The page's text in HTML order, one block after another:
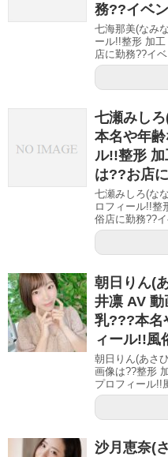
務??イベ
七海那美(なみ
ール!!整形 加
店に勤務??イ
七瀬みし
本名や年
ル!!整形
は??お店
七瀬みしろ(な
ロフィール!!整
俗店に勤務??
朝日りん(
井凛 AV
乳???本名
ィール!!風
朝日りん(あさ
画像は??整形
プロフィール!!
沙月恵奈(